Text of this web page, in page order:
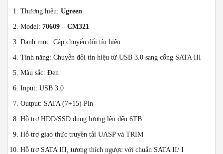
Thương hiệu: Ugreen
Model: 70609 – CM321
Danh mục: Cáp chuyển đổi tín hiệu
Tính năng: Chuyển đổi tín hiệu từ USB 3.0 sang cổng SATA III
Màu sắc: Đen
Input: USB 3.0
Output: SATA (7+15) Pin
Hỗ trợ HDD/SSD dung lượng lên đến 6TB
Hỗ trợ giao thức truyền tải UASP và TRIM
Hỗ trợ SATA III, tương thích ngược với chuẩn SATA II/ I